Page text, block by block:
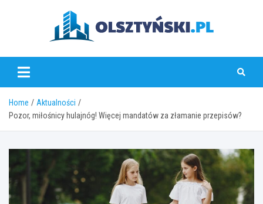
olsztynski.pl
Home
Aktualności
Pozor, miłośnicy hulajnóg! Więcej mandatów za złamanie przepisów?